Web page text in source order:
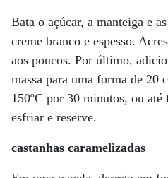
Bata o açúcar, a manteiga e
creme branco e espesso.
aos poucos. Por último,
massa para uma forma de 20
150ºC por 30 minutos, ou
esfriar e reserve.
castanhas caramelizadas